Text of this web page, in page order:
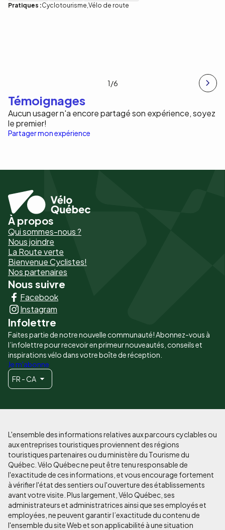
Pratiques :Cyclotourisme Vélo de route
1/6
Témoignages
Aucun usager n'a encore partagé son expérience, soyez
le premier!
Partager mon expérience
Pied
de
page
-
Liens
principaux
À propos
Qui sommes-nous ?
Nous joindre
La Route verte
Bienvenue Cyclistes!
Nos partenaires
Nous suivre
Facebook
Instagram
Infolettre
Faites partie de notre nouvelle communauté! Abonnez-vous à
l’infolettre pour recevoir en primeur nouveautés, conseils et
inspirations vélo dans votre boîte de réception.
Je m'abonne
FR - CA
L'ensemble des informations relatives aux parcours cyclables ou
aux entreprises touristiques proviennent des régions
touristiques partenaires ou du ministère du Tourisme du
Québec. Vélo Québec ne peut être tenu responsable de
l'exactitude de ces informations, et vous encourage fortement
à vérifier l'état des sentiers ou l'ouverture des établissements
avant votre visite. Plus largement, Vélo Québec, ses
administrateurs et administratrices ainsi que ses employés et
employées, ne peuvent garantir l’exactitude du contenu de
l'ensemble du site Web et son applicabilité à une situation